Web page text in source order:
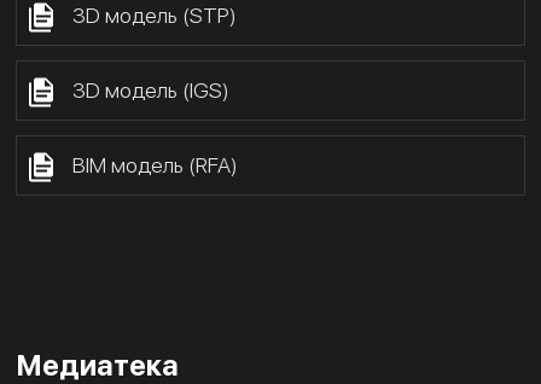
3D модель (STP)
3D модель (IGS)
BIM модель (RFA)
Медиатека